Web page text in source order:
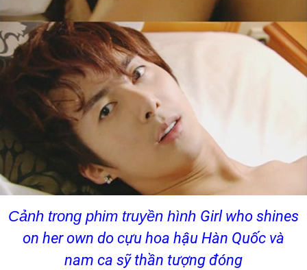
Cảnh trong phim truyền hình Girl who shines
on her own do cựu hoa hậu Hàn Quốc và
nam ca sỹ thần tượng đóng